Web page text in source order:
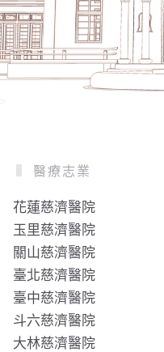
醫療志業
花蓮慈濟醫院
玉里慈濟醫院
關山慈濟醫院
臺北慈濟醫院
臺中慈濟醫院
斗六慈濟醫院
大林慈濟醫院